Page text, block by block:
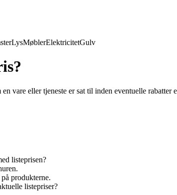
LysMøblerElektricitetGulv
vare eller tjeneste er sat til inden eventuelle
listeprisen?
produkterne.
listepriser?